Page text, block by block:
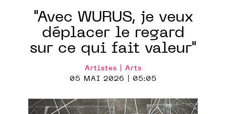
"Avec WURUS, je veux
déplacer le regard
sur ce qui fait valeur"
Artistes | Arts
05 MAI 2026 | 05:05